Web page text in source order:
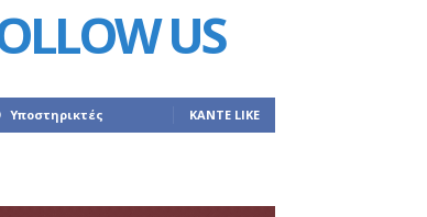
US
Υποστηρικτές ΚΆΝΤΕ LIKE